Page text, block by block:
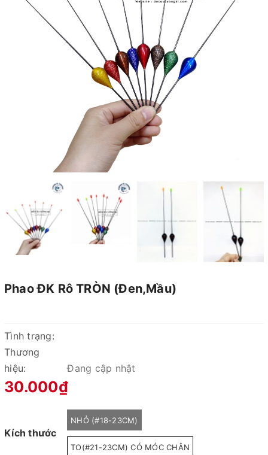
Phao ĐK Rô TRÒN (Đen,Mầu)
Tình trạng:
Thương
hiệu:
Đang cập nhật
30.000₫
Kích thước
NHỎ (#18-23CM)
TO(#21-23CM) CÓ MÓC CHÂN